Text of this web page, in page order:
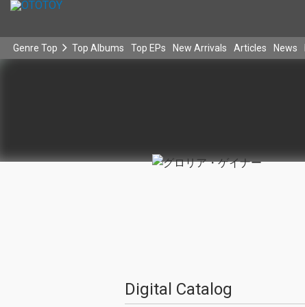
Genre Top Top Albums Top EPs New Arrivals Articles News
Digital Catalog